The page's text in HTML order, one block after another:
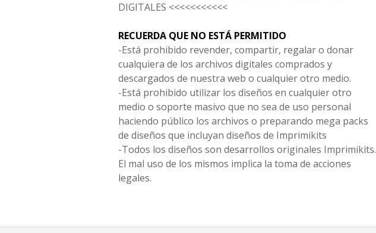
DIGITALES <<<<<<<<<<<
RECUERDA QUE NO ESTÁ PERMITIDO
-Está prohibido revender, compartir, regalar o donar
cualquiera de los archivos digitales comprados y
descargados de nuestra web o cualquier otro medio.
-Está prohibido utilizar los diseños en cualquier otro
medio o soporte masivo que no sea de uso personal
haciendo público los archivos o preparando mega packs
de diseños que incluyan diseños de Imprimikits
-Todos los diseños son desarrollos originales Imprimikits.
El mal uso de los mismos implica la toma de acciones
legales.